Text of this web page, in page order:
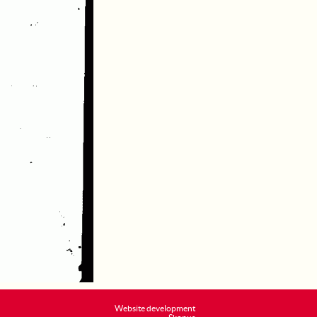
Website development